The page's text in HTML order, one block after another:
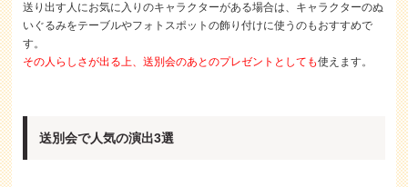
送り出す人にお気に入りのキャラクターがある場合は、キャラクターのぬ
いぐるみをテーブルやフォトスポットの飾り付けに使うのもおすすめで
す。
その人らしさが出る上、送別会のあとのプレゼントとしても使えます。
送別会で人気の演出3選